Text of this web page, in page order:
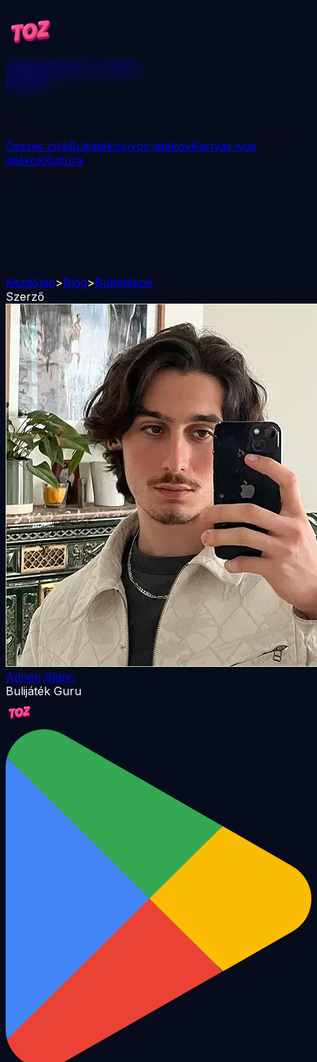
JátékokBlogNyerj 250$-t
Letöltés
Összes cikkBulijátékokIvós játékokKártyás ivós
játékokKultúra
Kezdőlap>Blog>Bulijátékok
Szerző
Adrien Blanc
Bulijáték Guru